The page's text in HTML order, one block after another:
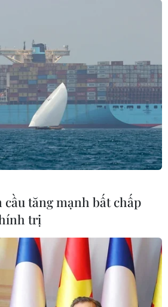
tăng mạnh bất chấp
trị